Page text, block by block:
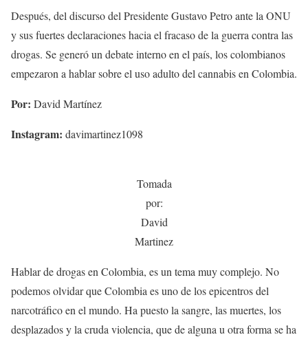
Después, del discurso del Presidente Gustavo Petro ante la ONU
y sus fuertes declaraciones hacia el fracaso de la guerra contra las
drogas. Se generó un debate interno en el país, los colombianos
empezaron a hablar sobre el uso adulto del cannabis en Colombia.
Por: David Martínez
Instagram: davimartinez1098
Tomada
por:
David
Martinez
Hablar de drogas en Colombia, es un tema muy complejo. No
podemos olvidar que Colombia es uno de los epicentros del
narcotráfico en el mundo. Ha puesto la sangre, las muertes, los
desplazados y la cruda violencia, que de alguna u otra forma se ha